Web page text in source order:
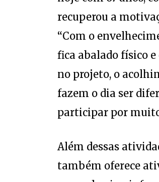
recuperou a
“Com o
fica abalado físico
no projeto, o
fazem o dia ser
participar por
também oferece
em pedrarias,